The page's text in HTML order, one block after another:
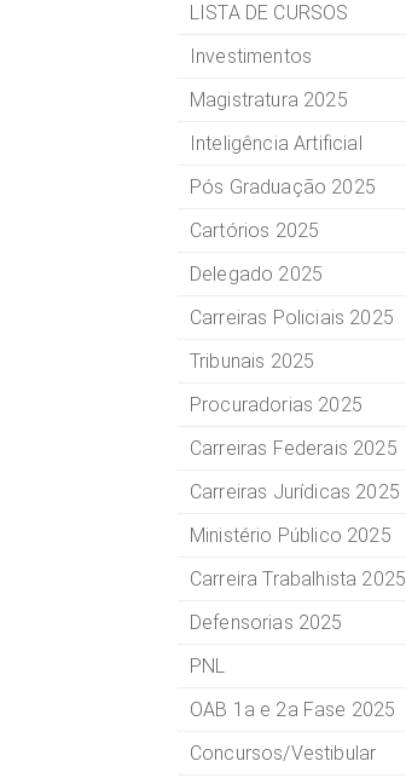
LISTA DE CURSOS
Investimentos
Magistratura 2025
Inteligência Artificial
Pós Graduação 2025
Cartórios 2025
Delegado 2025
Carreiras Policiais 2025
Tribunais 2025
Procuradorias 2025
Carreiras Federais 2025
Carreiras Jurídicas 2025
Ministério Público 2025
Carreira Trabalhista 2025
Defensorias 2025
PNL
OAB 1a e 2a Fase 2025
Concursos/Vestibular